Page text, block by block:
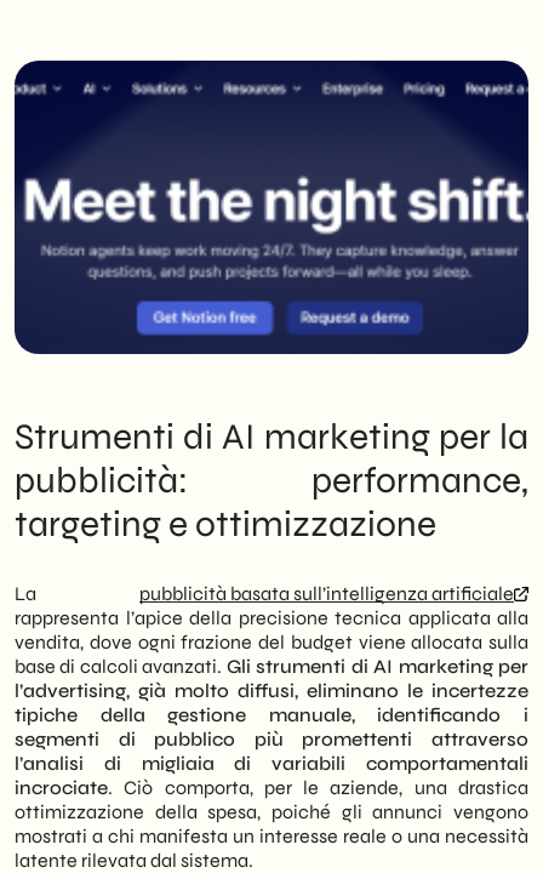
Strumenti di AI marketing per la
pubblicità: performance,
targeting e ottimizzazione
La pubblicità basata sull’intelligenza artificiale
rappresenta l’apice della precisione tecnica applicata alla
vendita, dove ogni frazione del budget viene allocata sulla
base di calcoli avanzati. Gli strumenti di AI marketing per
l’advertising, già molto diffusi, eliminano le incertezze
tipiche della gestione manuale, identificando i
segmenti di pubblico più promettenti attraverso
l’analisi di migliaia di variabili comportamentali
incrociate. Ciò comporta, per le aziende, una drastica
ottimizzazione della spesa, poiché gli annunci vengono
mostrati a chi manifesta un interesse reale o una necessità
latente rilevata dal sistema.